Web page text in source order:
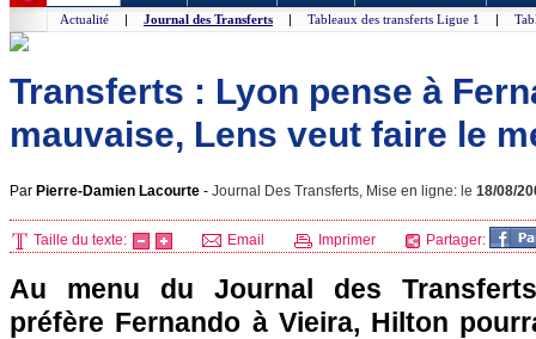
Actualité | Journal des Transferts | Tableaux des transferts Ligue 1 |
Transferts : Lyon pense à
mauvaise, Lens veut faire le
Par Pierre-Damien Lacourte - Journal Des Transferts, Mise en ligne: le 18/08/
Taille du texte: Email Imprimer Partager:
Au menu du Journal des
préfère Fernando à Vieira, Hilton